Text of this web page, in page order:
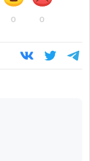
0 0